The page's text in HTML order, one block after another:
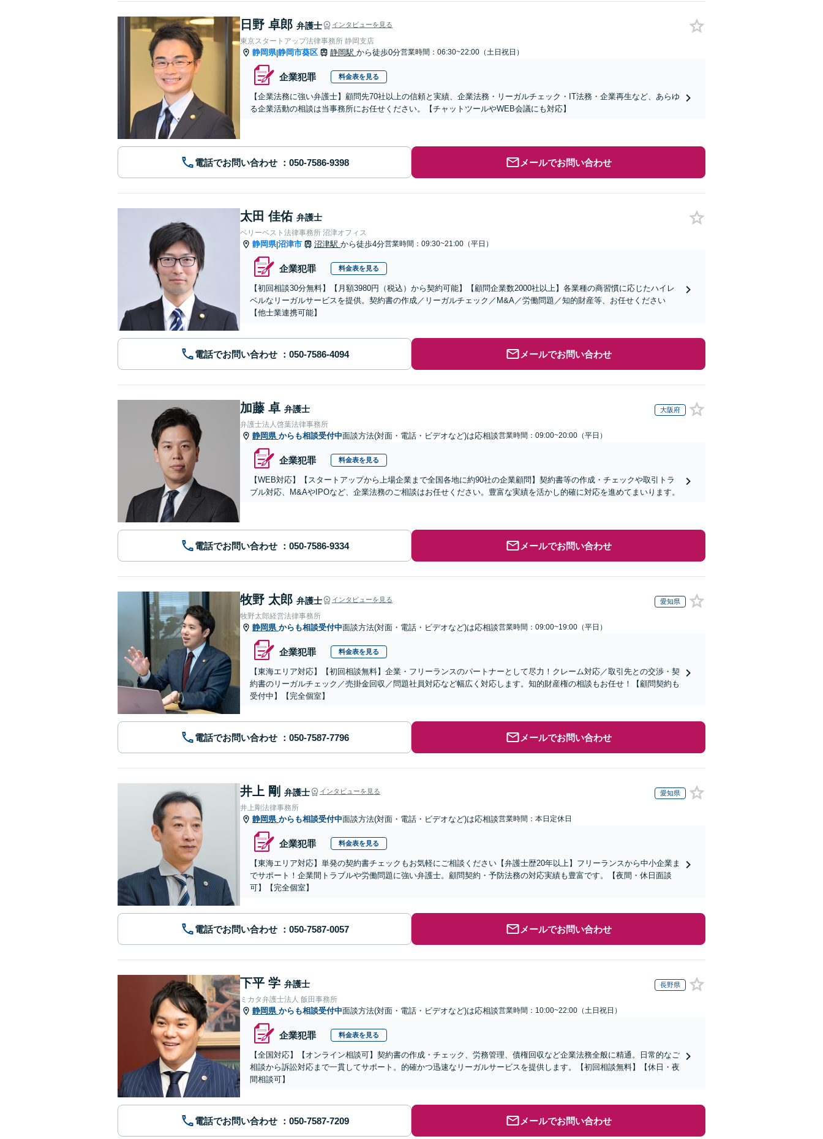
日野 卓郎 弁護士 インタビューを見る
東京スタートアップ法律事務所 静岡支店
静岡県|静岡市葵区 静岡駅 から徒歩0分営業時間：06:30~22:00（土日祝日）
企業犯罪 料金表を見る
【企業法務に強い弁護士】顧問先70社以上の信頼と実績、企業法務・リーガルチェック・IT法務・企業再生など、あらゆ
る企業活動の相談は当事務所にお任せください。【チャットツールやWEB会議にも対応】
電話でお問い合わせ メールでお問い合わせ
太田 佳佑 弁護士
ベリーベスト法律事務所 沼津オフィス
静岡県|沼津市 沼津駅 から徒歩4分営業時間：09:30~21:00（平日）
企業犯罪 料金表を見る
【初回相談30分無料】【月額3980円（税込）から契約可能】【顧問企業数2000社以上】各業種の商習慣に応じたハイレ
ベルなリーガルサービスを提供。契約書の作成／リーガルチェック／M&A／労働問題／知的財産等、お任せください
【他士業連携可能】
電話でお問い合わせ メールでお問い合わせ
加藤 卓 弁護士 大阪府
弁護士法人啓葉法律事務所
静岡県 からも相談受付中面談方法(対面・電話・ビデオなど)は応相談営業時間：09:00~20:00（平日）
企業犯罪 料金表を見る
【WEB対応】【スタートアップから上場企業まで全国各地に約90社の企業顧問】契約書等の作成・チェックや取引トラ
ブル対応、M&AやIPOなど、企業法務のご相談はお任せください。豊富な実績を活かし的確に対応を進めてまいります。
電話でお問い合わせ メールでお問い合わせ
牧野 太郎 弁護士 インタビューを見る 愛知県
牧野太郎経営法律事務所
静岡県 からも相談受付中面談方法(対面・電話・ビデオなど)は応相談営業時間：09:00~19:00（平日）
企業犯罪 料金表を見る
【東海エリア対応】【初回相談無料】企業・フリーランスのパートナーとして尽力！クレーム対応／取引先との交渉・契
約書のリーガルチェック／売掛金回収／問題社員対応など幅広く対応します。知的財産権の相談もお任せ！【顧問契約も
受付中】【完全個室】
電話でお問い合わせ メールでお問い合わせ
井上 剛 弁護士 インタビューを見る 愛知県
井上剛法律事務所
静岡県 からも相談受付中面談方法(対面・電話・ビデオなど)は応相談営業時間：本日定休日
企業犯罪 料金表を見る
【東海エリア対応】単発の契約書チェックもお気軽にご相談ください【弁護士歴20年以上】フリーランスから中小企業ま
でサポート！企業間トラブルや労働問題に強い弁護士。顧問契約・予防法務の対応実績も豊富です。【夜間・休日面談
可】【完全個室】
電話でお問い合わせ メールでお問い合わせ
下平 学 弁護士 長野県
ミカタ弁護士法人 飯田事務所
静岡県 からも相談受付中面談方法(対面・電話・ビデオなど)は応相談営業時間：10:00~22:00（土日祝日）
企業犯罪 料金表を見る
【全国対応】【オンライン相談可】契約書の作成・チェック、労務管理、債権回収など企業法務全般に精通。日常的なご
相談から訴訟対応まで一貫してサポート。的確かつ迅速なリーガルサービスを提供します。【初回相談無料】【休日・夜
間相談可】
電話でお問い合わせ メールでお問い合わせ